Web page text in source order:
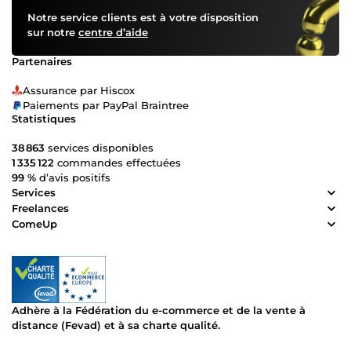
Notre service clients est à votre disposition
sur notre centre d’aide
Partenaires
Assurance par Hiscox
Paiements par PayPal Braintree
Statistiques
38 863 services disponibles
1 335 122 commandes effectuées
99 % d’avis positifs
Services
Freelances
ComeUp
Adhère à la Fédération du e-commerce et de la vente à
distance (Fevad) et à sa charte qualité.